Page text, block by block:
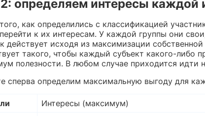
определяем интересы каждой
как определились с классификацией
к их интересам. У каждой группы они
действует исходя из максимизации
такого, чтобы каждый субъект какого-либо
полезности. В любом случае приходится идти
сперва определим максимальную выгоду для
Интересы (максимум)